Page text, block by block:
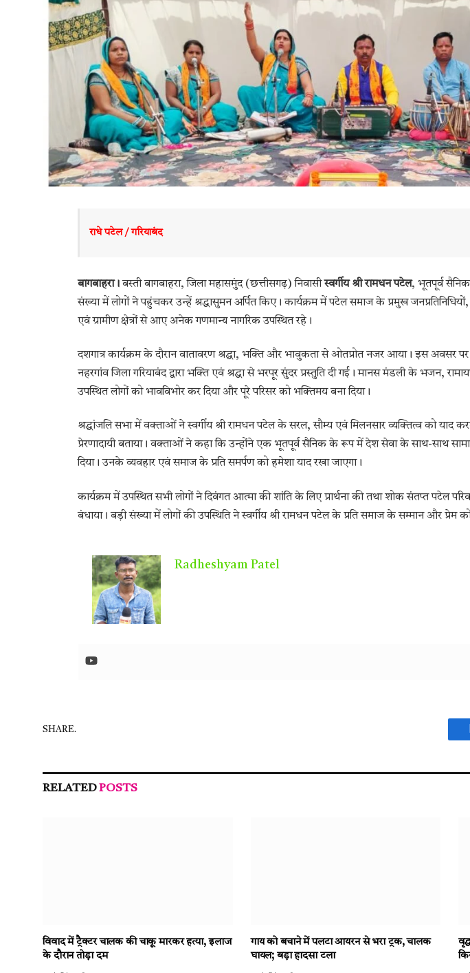
राधे पटेल / गरियाबंद
बागबाहरा।बस्ती बागबाहरा, जिला महासमुंद (छत्तीसगढ़) निवासीस्वर्गीय श्री रामधन पटेल, भूतपूर्व सैनिक
संख्या में लोगों ने पहुंचकर उन्हें श्रद्धासुमन अर्पित किए। कार्यक्रम में पटेल समाज के प्रमुख
एवं ग्रामीण क्षेत्रों से आए अनेक गणमान्य नागरिक उपस्थित रहे।
दशगात्र कार्यक्रम के दौरान वातावरण श्रद्धा, भक्ति और भावुकता से ओतप्रोत नजर आया। इस अवसर पर
नहरगांव जिला गरियाबंद द्वारा भक्ति एवं श्रद्धा से भरपूर सुंदर प्रस्तुति दी गई। मानस मंडली के भजन,
उपस्थित लोगों को भावविभोर कर दिया और पूरे परिसर को भक्तिमय बना दिया।
श्रद्धांजलि सभा में वक्ताओं ने स्वर्गीय श्री रामधन पटेल के सरल, सौम्य एवं मिलनसार व्यक्तित्व को
प्रेरणादायी बताया। वक्ताओं ने कहा कि उन्होंने एक भूतपूर्व सैनिक के रूप में देश सेवा के साथ-साथ
दिया। उनके व्यवहार एवं समाज के प्रति समर्पण को हमेशा याद रखा जाएगा।
कार्यक्रम में उपस्थित सभी लोगों ने दिवंगत आत्मा की शांति के लिए प्रार्थना की तथा शोक संतप्त पटेल
बंधाया। बड़ी संख्या में लोगों की उपस्थिति ने स्वर्गीय श्री रामधन पटेल के प्रति समाज के सम्मान और प्रेम को
Radheshyam Patel
SHARE.
RELATEDPOSTS
विवाद में ट्रैक्टर चालक की चाकू मारकर हत्या, इलाज
के दौरान तोड़ा दम
गाय को बचाने में पलटा आयरन से भरा ट्रक, चालक
घायल; बड़ा हादसा टला